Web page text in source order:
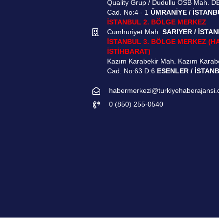
Quality Grup / Dudullu OSB Mah.
Cad. No:4 - 1 ÜMRANİYE /
İSTANBUL 2. BÖLGE MERKEZ
Cumhuriyet Mah. SARIYER /
İSTANBUL 3. BÖLGE MERKEZ
İSTİHBARAT)
Kazım Karabekir Mah. Kazım
Cad. No:63 D:6 ESENLER /
0 (850) 255-0540